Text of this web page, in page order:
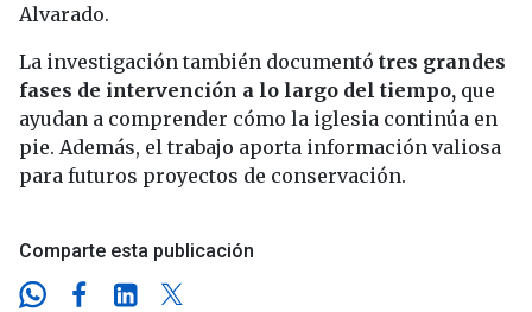
Alvarado.
La investigación también documentó tres grandes
fases de intervención a lo largo del tiempo, que
ayudan a comprender cómo la iglesia continúa en
pie. Además, el trabajo aporta información valiosa
para futuros proyectos de conservación.
Comparte esta publicación